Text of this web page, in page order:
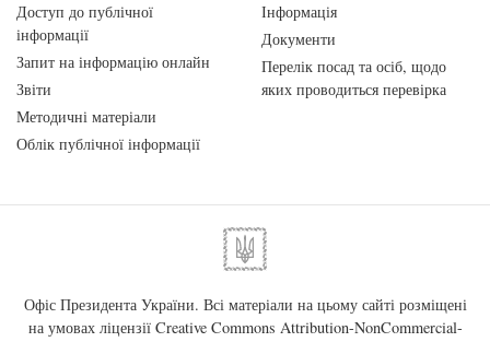
Доступ до публічної
інформації
Запит на інформацію онлайн
Звіти
Методичні матеріали
Облік публічної інформації
Інформація
Документи
Перелік посад та осіб, щодо
яких проводиться перевірка
Офіс Президента України. Всі матеріали на цьому сайті розміщені
на умовах ліцензії Creative Commons Attribution-NonCommercial-